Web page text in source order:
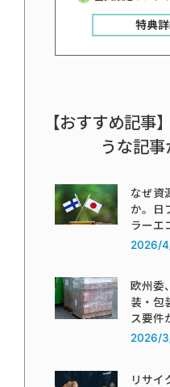
特典
【おすすめ記事
うな記事
なぜ資
か。日
ラーエ
2026/
欧州委
装・包
ス要件
2026/
リサイ